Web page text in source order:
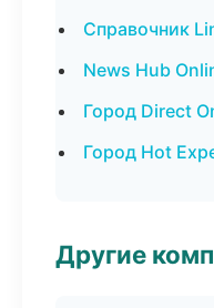
Справочник
News Hub
Город Direct
Город Hot
Другие